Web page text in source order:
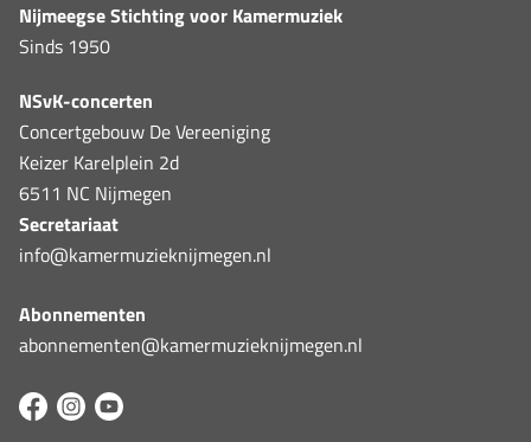
Nijmeegse Stichting voor Kamermuziek
Sinds 1950
NSvK-concerten
Concertgebouw De Vereeniging
Keizer Karelplein 2d
6511 NC Nijmegen
Secretariaat
info@kamermuzieknijmegen.nl
Abonnementen
abonnementen@kamermuzieknijmegen.nl